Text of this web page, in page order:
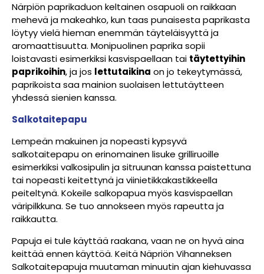
Närpiön paprikaduon keltainen osapuoli on raikkaan
mehevä ja makeahko, kun taas punaisesta paprikasta
löytyy vielä hieman enemmän täyteläisyyttä ja
aromaattisuutta. Monipuolinen paprika sopii
loistavasti esimerkiksi kasvispaellaan tai täytettyihin
paprikoihin, ja jos lettutaikina on jo tekeytymässä,
paprikoista saa mainion suolaisen lettutäytteen
yhdessä sienien kanssa.
Salkotaitepapu
Lempeän makuinen ja nopeasti kypsyvä
salkotaitepapu on erinomainen lisuke grilliruoille
esimerkiksi valkosipulin ja sitruunan kanssa paistettuna
tai nopeasti keitettynä ja viinietikkakastikkeella
peiteltynä. Kokeile salkopapua myös kasvispaellan
väripilkkuna. Se tuo annokseen myös rapeutta ja
raikkautta.
Papuja ei tule käyttää raakana, vaan ne on hyvä aina
keittää ennen käyttöä. Keitä Näpriön Vihanneksen
Salkotaitepapuja muutaman minuutin ajan kiehuvassa